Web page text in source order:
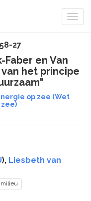
27
en Van
het principe
op zee (Wet
), Liesbeth van